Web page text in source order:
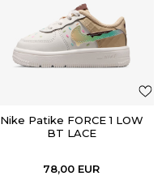
Nike Patike FORCE 1 LOW
BT LACE
78,00 EUR